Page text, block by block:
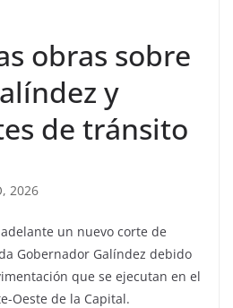
obras sobre
y
de tránsito
2026
un nuevo corte de
Gobernador Galíndez debido
que se ejecutan en el
Oeste de la Capital.